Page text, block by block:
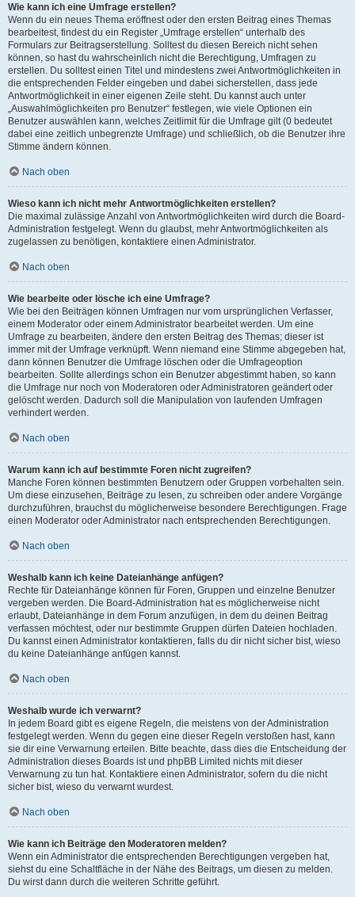
Wie kann ich eine Umfrage erstellen?
Wenn du ein neues Thema eröffnest oder den ersten Beitrag eines Themas
bearbeitest, findest du ein Register „Umfrage erstellen“ unterhalb des
Formulars zur Beitragserstellung. Solltest du diesen Bereich nicht sehen
können, so hast du wahrscheinlich nicht die Berechtigung, Umfragen zu
erstellen. Du solltest einen Titel und mindestens zwei Antwortmöglichkeiten in
die entsprechenden Felder eingeben und dabei sicherstellen, dass jede
Antwortmöglichkeit in einer eigenen Zeile steht. Du kannst auch unter
„Auswahlmöglichkeiten pro Benutzer“ festlegen, wie viele Optionen ein
Benutzer auswählen kann, welches Zeitlimit für die Umfrage gilt (0 bedeutet
dabei eine zeitlich unbegrenzte Umfrage) und schließlich, ob die Benutzer ihre
Stimme ändern können.
Nach oben
Wieso kann ich nicht mehr Antwortmöglichkeiten erstellen?
Die maximal zulässige Anzahl von Antwortmöglichkeiten wird durch die Board-
Administration festgelegt. Wenn du glaubst, mehr Antwortmöglichkeiten als
zugelassen zu benötigen, kontaktiere einen Administrator.
Nach oben
Wie bearbeite oder lösche ich eine Umfrage?
Wie bei den Beiträgen können Umfragen nur vom ursprünglichen Verfasser,
einem Moderator oder einem Administrator bearbeitet werden. Um eine
Umfrage zu bearbeiten, ändere den ersten Beitrag des Themas; dieser ist
immer mit der Umfrage verknüpft. Wenn niemand eine Stimme abgegeben hat,
dann können Benutzer die Umfrage löschen oder die Umfrageoption
bearbeiten. Sollte allerdings schon ein Benutzer abgestimmt haben, so kann
die Umfrage nur noch von Moderatoren oder Administratoren geändert oder
gelöscht werden. Dadurch soll die Manipulation von laufenden Umfragen
verhindert werden.
Nach oben
Warum kann ich auf bestimmte Foren nicht zugreifen?
Manche Foren können bestimmten Benutzern oder Gruppen vorbehalten sein.
Um diese einzusehen, Beiträge zu lesen, zu schreiben oder andere Vorgänge
durchzuführen, brauchst du möglicherweise besondere Berechtigungen. Frage
einen Moderator oder Administrator nach entsprechenden Berechtigungen.
Nach oben
Weshalb kann ich keine Dateianhänge anfügen?
Rechte für Dateianhänge können für Foren, Gruppen und einzelne Benutzer
vergeben werden. Die Board-Administration hat es möglicherweise nicht
erlaubt, Dateianhänge in dem Forum anzufügen, in dem du deinen Beitrag
verfassen möchtest, oder nur bestimmte Gruppen dürfen Dateien hochladen.
Du kannst einen Administrator kontaktieren, falls du dir nicht sicher bist, wieso
du keine Dateianhänge anfügen kannst.
Nach oben
Weshalb wurde ich verwarnt?
In jedem Board gibt es eigene Regeln, die meistens von der Administration
festgelegt werden. Wenn du gegen eine dieser Regeln verstoßen hast, kann
sie dir eine Verwarnung erteilen. Bitte beachte, dass dies die Entscheidung der
Administration dieses Boards ist und phpBB Limited nichts mit dieser
Verwarnung zu tun hat. Kontaktiere einen Administrator, sofern du die nicht
sicher bist, wieso du verwarnt wurdest.
Nach oben
Wie kann ich Beiträge den Moderatoren melden?
Wenn ein Administrator die entsprechenden Berechtigungen vergeben hat,
siehst du eine Schaltfläche in der Nähe des Beitrags, um diesen zu melden.
Du wirst dann durch die weiteren Schritte geführt.